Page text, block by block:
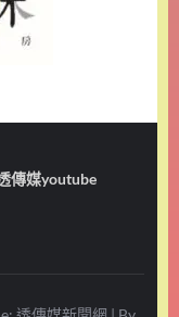
傳媒youtube